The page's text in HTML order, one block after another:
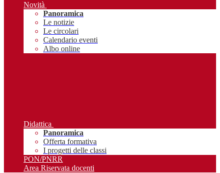
Novità
Panoramica
Le notizie
Le circolari
Calendario eventi
Albo online
Didattica
Panoramica
Offerta formativa
I progetti delle classi
PON/PNRR
Area Riservata docenti